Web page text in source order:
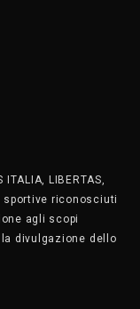
LIBERTAS,
sportive riconosciuti
agli scopi
divulgazione dello